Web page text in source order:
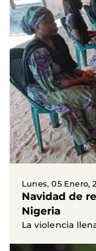
Lunes, 05 Enero,
Navidad de
Nigeria
La violencia